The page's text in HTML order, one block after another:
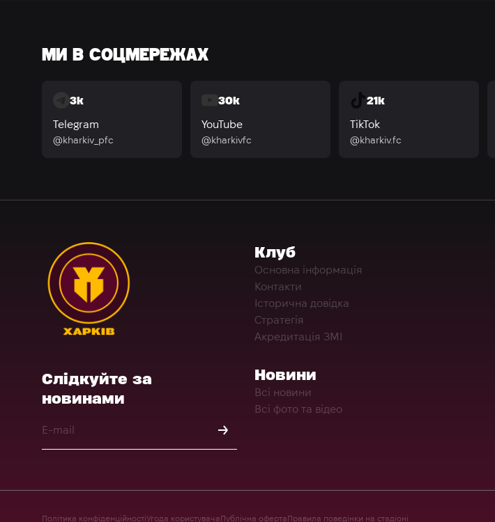
МИ В СОЦМЕРЕЖАХ
3k
Telegram
@kharkiv_pfc
30k
YouTube
@kharkivfc
21k
TikTok
@kharkiv.fc
Слідкуйте за
новинами
Клуб
Основна інформація
Контакти
Історична довідка
Стратегія
Акредитація ЗМІ
Новини
Всі новини
Всі фото та відео
Політика конфіденційностіУгода користувачаПублічна офертаПравила поведінки на стадіоні